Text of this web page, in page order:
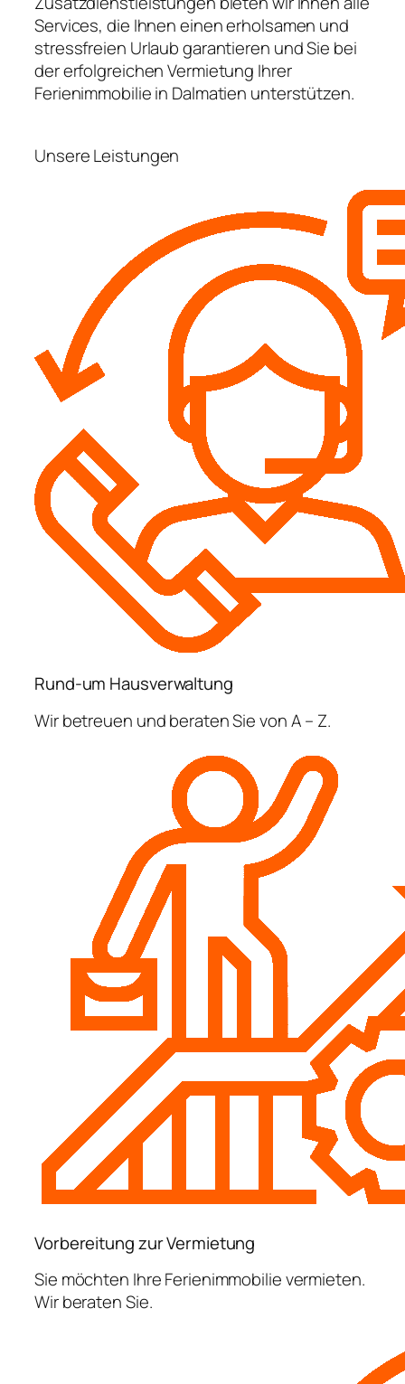
Services, die Ihnen einen erholsamen und
stressfreien Urlaub garantieren und Sie bei
der erfolgreichen Vermietung Ihrer
Ferienimmobilie in Dalmatien unterstützen.
Unsere Leistungen
Rund-um Hausverwaltung
Wir betreuen und beraten Sie von A – Z.
Vorbereitung zur Vermietung
Sie möchten Ihre Ferienimmobilie vermieten.
Wir beraten Sie.